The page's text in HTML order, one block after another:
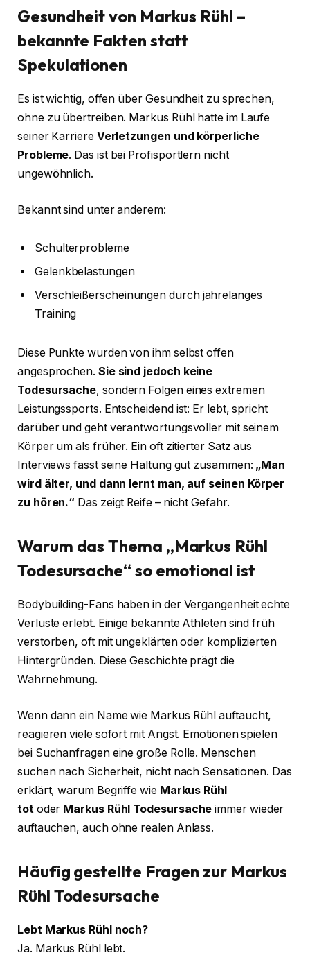
Gesundheit von Markus Rühl –
bekannte Fakten statt
Spekulationen
Es ist wichtig, offen über Gesundheit zu sprechen,
ohne zu übertreiben. Markus Rühl hatte im Laufe
seiner Karriere Verletzungen und körperliche
Probleme. Das ist bei Profisportlern nicht
ungewöhnlich.
Bekannt sind unter anderem:
Schulterprobleme
Gelenkbelastungen
Verschleißerscheinungen durch jahrelanges
Training
Diese Punkte wurden von ihm selbst offen
angesprochen. Sie sind jedoch keine
Todesursache, sondern Folgen eines extremen
Leistungssports. Entscheidend ist: Er lebt, spricht
darüber und geht verantwortungsvoller mit seinem
Körper um als früher. Ein oft zitierter Satz aus
Interviews fasst seine Haltung gut zusammen: „Man
wird älter, und dann lernt man, auf seinen Körper
zu hören.“ Das zeigt Reife – nicht Gefahr.
Warum das Thema „Markus Rühl
Todesursache“ so emotional ist
Bodybuilding-Fans haben in der Vergangenheit echte
Verluste erlebt. Einige bekannte Athleten sind früh
verstorben, oft mit ungeklärten oder komplizierten
Hintergründen. Diese Geschichte prägt die
Wahrnehmung.
Wenn dann ein Name wie Markus Rühl auftaucht,
reagieren viele sofort mit Angst. Emotionen spielen
bei Suchanfragen eine große Rolle. Menschen
suchen nach Sicherheit, nicht nach Sensationen. Das
erklärt, warum Begriffe wie Markus Rühl
tot oder Markus Rühl Todesursache immer wieder
auftauchen, auch ohne realen Anlass.
Häufig gestellte Fragen zur Markus
Rühl Todesursache
Lebt Markus Rühl noch?
Ja. Markus Rühl lebt.